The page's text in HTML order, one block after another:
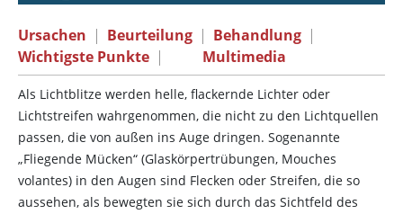
Ursachen | Beurteilung | Behandlung |
Wichtigste Punkte | Multimedia
Als Lichtblitze werden helle, flackernde Lichter oder
Lichtstreifen wahrgenommen, die nicht zu den Lichtquellen
passen, die von außen ins Auge dringen. Sogenannte
„Fliegende Mücken“ (Glaskörpertrübungen, Mouches
volantes) in den Augen sind Flecken oder Streifen, die so
aussehen, als bewegten sie sich durch das Sichtfeld des